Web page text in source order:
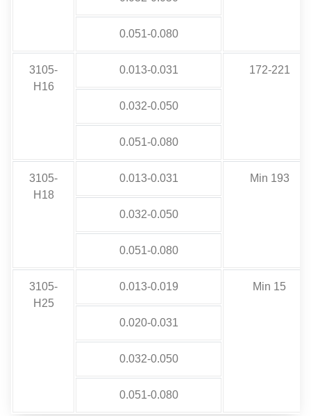
0.051-0.080
3105-
H16
0.013-0.031 172-221
0.032-0.050
0.051-0.080
3105-
H18
0.013-0.031 Min 193
0.032-0.050
0.051-0.080
3105-
H25
0.013-0.019 Min 15
0.020-0.031
0.032-0.050
0.051-0.080